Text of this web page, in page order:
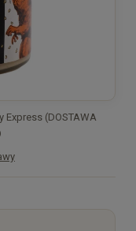
Express (DOSTAWA